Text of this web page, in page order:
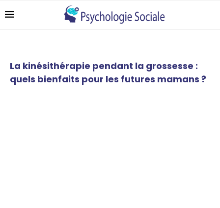
La kinésithérapie pendant la grossesse :
quels bienfaits pour les futures mamans ?